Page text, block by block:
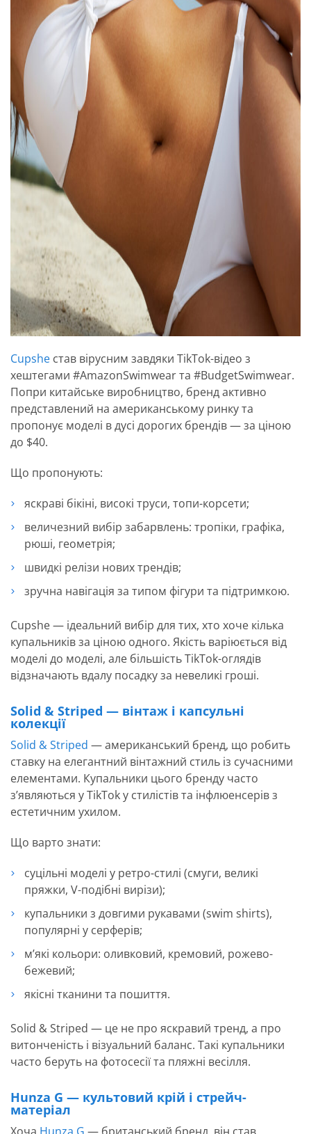
Cupshe став вірусним завдяки TikTok-відео з
хештегами #AmazonSwimwear та #BudgetSwimwear.
Попри китайське виробництво, бренд активно
представлений на американському ринку та
пропонує моделі в дусі дорогих брендів — за ціною
до $40.
Що пропонують:
яскраві бікіні, високі труси, топи-корсети;
величезний вибір забарвлень: тропіки, графіка,
рюші, геометрія;
швидкі релізи нових трендів;
зручна навігація за типом фігури та підтримкою.
Cupshe — ідеальний вибір для тих, хто хоче кілька
купальників за ціною одного. Якість варіюється від
моделі до моделі, але більшість TikTok-оглядів
відзначають вдалу посадку за невеликі гроші.
Solid & Striped — вінтаж і капсульні
колекції
Solid & Striped — американський бренд, що робить
ставку на елегантний вінтажний стиль із сучасними
елементами. Купальники цього бренду часто
з’являються у TikTok у стилістів та інфлюенсерів з
естетичним ухилом.
Що варто знати:
суцільні моделі у ретро-стилі (смуги, великі
пряжки, V-подібні вирізи);
купальники з довгими рукавами (swim shirts),
популярні у серферів;
м’які кольори: оливковий, кремовий, рожево-
бежевий;
якісні тканини та пошиття.
Solid & Striped — це не про яскравий тренд, а про
витонченість і візуальний баланс. Такі купальники
часто беруть на фотосесії та пляжні весілля.
Hunza G — культовий крій і стрейч-
матеріал